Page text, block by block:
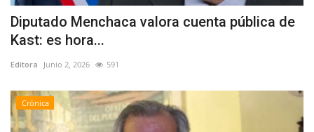
Política
Espectáculos
Diputado Menchaca valora cuenta pública de
Kast: es hora...
Editora Junio 2, 2026 591
Crónica